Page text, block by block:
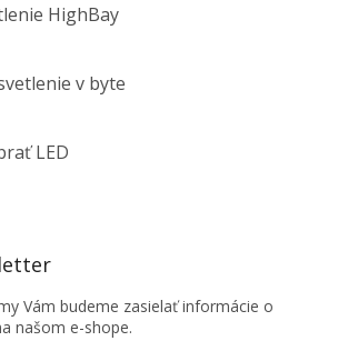
HighBay
v byte
LED
Vám budeme zasielať informácie o
našom e-shope.